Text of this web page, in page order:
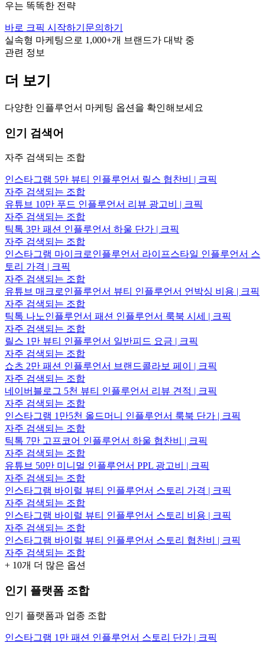
우는 똑똑한 전략
바로 크픽 시작하기 문의하기
실속형 마케팅으로 1,000+개 브랜드가 대박 중
관련 정보
더 보기
다양한 인플루언서 마케팅 옵션을 확인해보세요
인기 검색어
자주 검색되는 조합
인스타그램 5만 뷰티 인플루언서 릴스 협찬비 | 크픽
자주 검색되는 조합
유튜브 10만 푸드 인플루언서 리뷰 광고비 | 크픽
자주 검색되는 조합
틱톡 3만 패션 인플루언서 하울 단가 | 크픽
자주 검색되는 조합
인스타그램 마이크로인플루언서 라이프스타일 인플루언서 스
토리 가격 | 크픽
자주 검색되는 조합
유튜브 매크로인플루언서 뷰티 인플루언서 언박싱 비용 | 크픽
자주 검색되는 조합
틱톡 나노인플루언서 패션 인플루언서 룩북 시세 | 크픽
자주 검색되는 조합
릴스 1만 뷰티 인플루언서 일반피드 요금 | 크픽
자주 검색되는 조합
쇼츠 2만 패션 인플루언서 브랜드콜라보 페이 | 크픽
자주 검색되는 조합
네이버블로그 5천 뷰티 인플루언서 리뷰 견적 | 크픽
자주 검색되는 조합
인스타그램 1만5천 올드머니 인플루언서 룩북 단가 | 크픽
자주 검색되는 조합
틱톡 7만 고프코어 인플루언서 하울 협찬비 | 크픽
자주 검색되는 조합
유튜브 50만 미니멀 인플루언서 PPL 광고비 | 크픽
자주 검색되는 조합
인스타그램 바이럴 뷰티 인플루언서 스토리 가격 | 크픽
자주 검색되는 조합
인스타그램 바이럴 뷰티 인플루언서 스토리 비용 | 크픽
자주 검색되는 조합
인스타그램 바이럴 뷰티 인플루언서 스토리 협찬비 | 크픽
자주 검색되는 조합
+ 10개 더 많은 옵션
인기 플랫폼 조합
인기 플랫폼과 업종 조합
인스타그램 1만 패션 인플루언서 스토리 단가 | 크픽